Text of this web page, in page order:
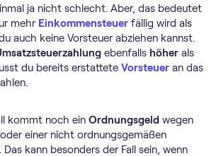
ja nicht schlecht. Aber, das bedeutet
mehr Einkommensteuer fällig wird als
auch keine Vorsteuer abziehen kannst.
ebenfalls höher als
du bereits erstattete Vorsteuer an das
kommt noch ein Ordnungsgeld wegen
einer nicht ordnungsgemäßen
kann besonders der Fall sein, wenn